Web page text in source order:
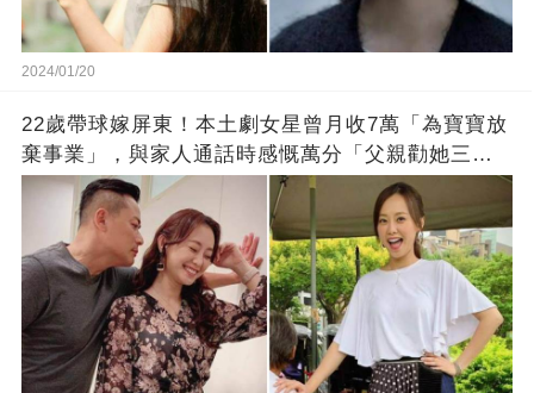
2024/01/20
22歲帶球嫁屏東！本土劇女星曾月收7萬「為寶寶放
棄事業」，與家人通話時感慨萬分「父親勸她三
思」：只有過一次眼淚